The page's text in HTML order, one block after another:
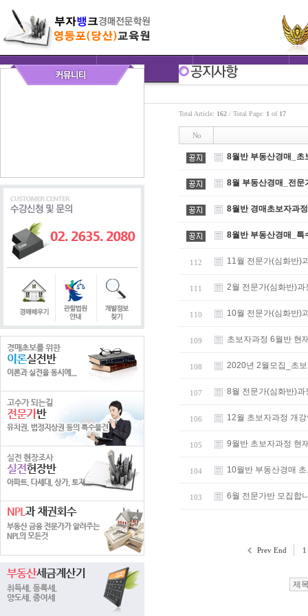
Total Article: 162 / Total Page: 1 of 17
No
8월반 부동산경매_
8월 부동산경매_전
8월반 경매초보자과
8월반 부동산경매_
112 11월 전문가(심화반)
111 2월 전문가(심화반)과
110 10월 전문가(심화반)
109 초보자과정 6월반 현
108 2020년 2월모집_초
107 8월 전문가(심화반)과
106 12월 초보자과정 개
105 9월반 초보자과정 현
104 10월반 부동산경매
103 6월 전문가반 모집합
Prev End 1